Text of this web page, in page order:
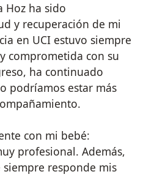
Hoz ha sido
y recuperación de mi
en UCI estuvo siempre
comprometida con su
ha continuado
podríamos estar más
con mi bebé:
profesional. Además,
responde mis